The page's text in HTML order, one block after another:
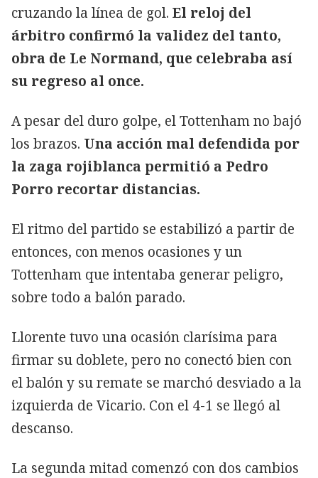
cruzando la línea de gol. El reloj del
árbitro confirmó la validez del tanto,
obra de Le Normand, que celebraba así
su regreso al once.
A pesar del duro golpe, el Tottenham no bajó
los brazos. Una acción mal defendida por
la zaga rojiblanca permitió a Pedro
Porro recortar distancias.
El ritmo del partido se estabilizó a partir de
entonces, con menos ocasiones y un
Tottenham que intentaba generar peligro,
sobre todo a balón parado.
Llorente tuvo una ocasión clarísima para
firmar su doblete, pero no conectó bien con
el balón y su remate se marchó desviado a la
izquierda de Vicario. Con el 4-1 se llegó al
descanso.
La segunda mitad comenzó con dos cambios